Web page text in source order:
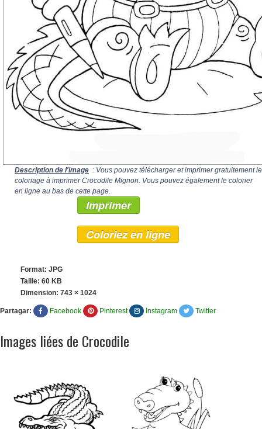
Description de l'image : Vous pouvez télécharger et imprimer gratuitement le
coloriage à imprimer Crocodile Mignon. Vous pouvez également le colorier
en ligne au bas de cette page.
Imprimer
Coloriez en ligne
Format: JPG
Taille: 60 KB
Dimension: 743 × 1024
Partagar: Facebook Pinterest Instagram Twitter
Images liées de Crocodile